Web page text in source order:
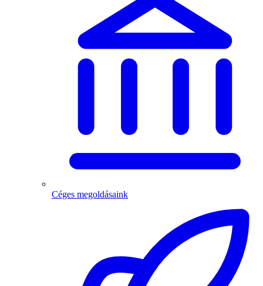
Céges megoldásaink